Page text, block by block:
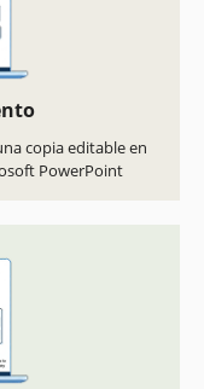
copia editable en
PowerPoint